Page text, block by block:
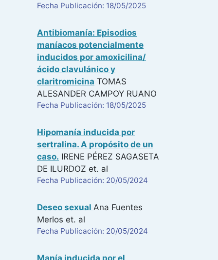
Fecha Publicación: 18/05/2025
Antibiomanía: Episodios
maníacos potencialmente
inducidos por amoxicilina/
ácido clavulánico y
claritromicina TOMAS
ALESANDER CAMPOY RUANO
Fecha Publicación: 18/05/2025
Hipomanía inducida por
sertralina. A propósito de un
caso. IRENE PÉREZ SAGASETA
DE ILURDOZ et. al
Fecha Publicación: 20/05/2024
Deseo sexual Ana Fuentes
Merlos et. al
Fecha Publicación: 20/05/2024